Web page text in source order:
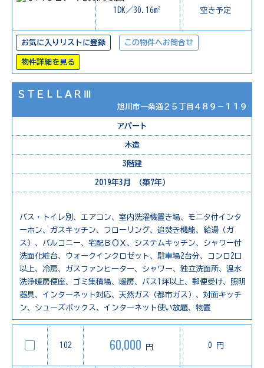
1DK／30.16m² 空き予定
お気に入りリストに登録 この物件へお問合せ
物件詳細を見る
ＳＴＥＬＬＡＲⅢ
旭川市一条通２５丁目４８９－１１９
アパート
木造
3階建
2019年3月 （築7年）
バス・トイレ別、エアコン、室内洗濯機置き場、モニタ付インタ
ーホン、ガスキッチン、フローリング、追焚き機能、給湯（ガ
ス）、バルコニー、宅配ＢＯＸ、システムキッチン、シャワー付
洗面化粧台、ウォークインクロゼット、駐車場2台分、コンロ2口
以上、冷房、ガスファンヒーター、シャワー、独立洗面所、温水
洗浄暖房便座、ゴミ集積場、暖房、バス1坪以上、郵便受け、照明
器具、インターネット対応、天然ガス（都市ガス）、対面キッチ
ン、シューズボックス、インターネット使い放題、物置
102 60,000 円 0 円